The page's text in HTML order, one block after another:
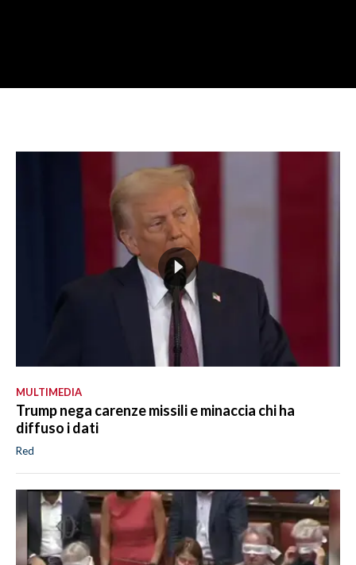
MULTIMEDIA
Trump nega carenze missili e minaccia chi ha
diffuso i dati
Red